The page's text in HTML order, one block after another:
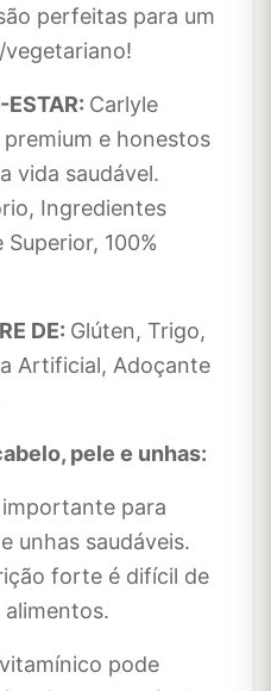
perfeitas para um
ESTAR: Carlyle
e honestos
vida saudável.
Ingredientes
100%
DE: Glúten, Trigo,
Artificial, Adoçante
pele e unhas:
para
unhas saudáveis.
forte é difícil de
pode